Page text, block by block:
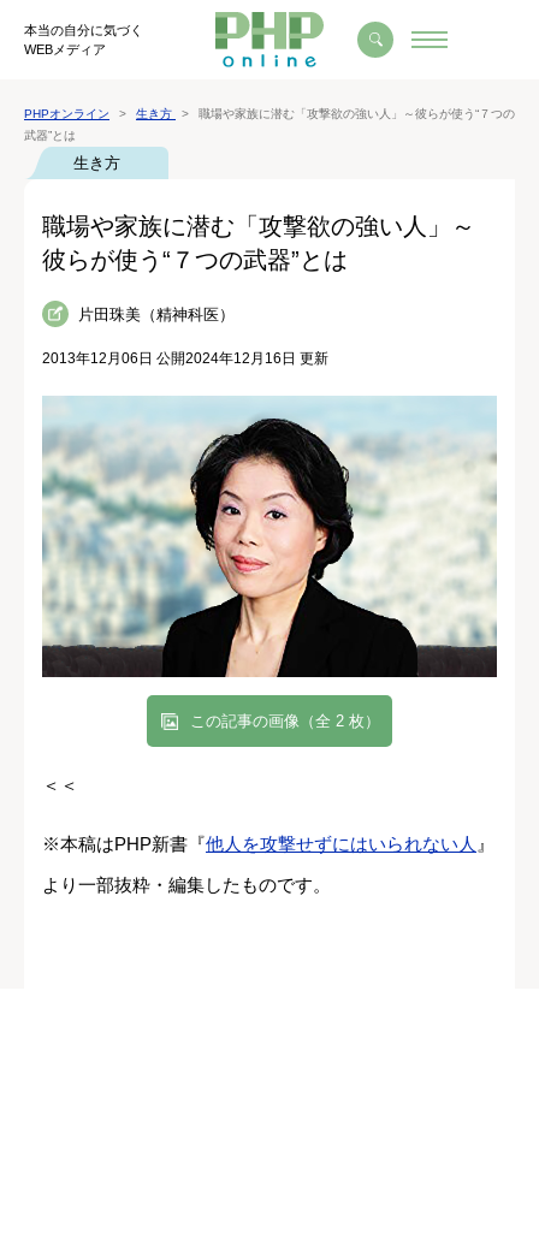
本当の自分に気づく
WEBメディア
PHPオンライン 生き方
職場や家族に潜む「攻撃欲の強い人」～彼らが使う“７つの
武器”とは
生き方
職場や家族に潜む「攻撃欲の強い人」～
彼らが使う“７つの武器”とは
片田珠美（精神科医）
2013年12月06日 公開2024年12月16日 更新
この記事の画像（全 2 枚）
＜＜
※本稿はPHP新書『他人を攻撃せずにはいられない人 』
より一部抜粋・編集したものです。